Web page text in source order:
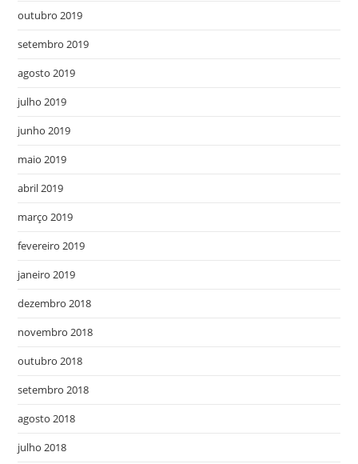
outubro 2019
setembro 2019
agosto 2019
julho 2019
junho 2019
maio 2019
abril 2019
março 2019
fevereiro 2019
janeiro 2019
dezembro 2018
novembro 2018
outubro 2018
setembro 2018
agosto 2018
julho 2018